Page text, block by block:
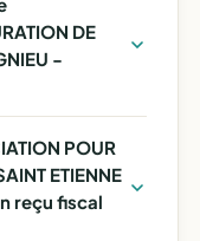
DE
-
POUR
ETIENNE
reçu fiscal